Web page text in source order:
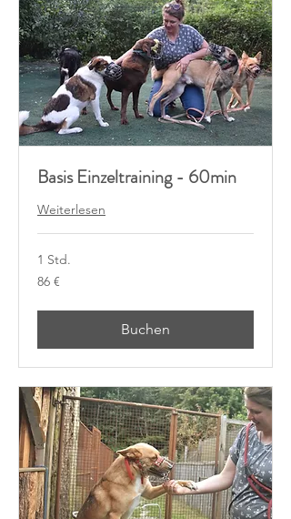
Basis Einzeltraining - 60min
Weiterlesen
1 Std.
86
Euro
86 €
Buchen